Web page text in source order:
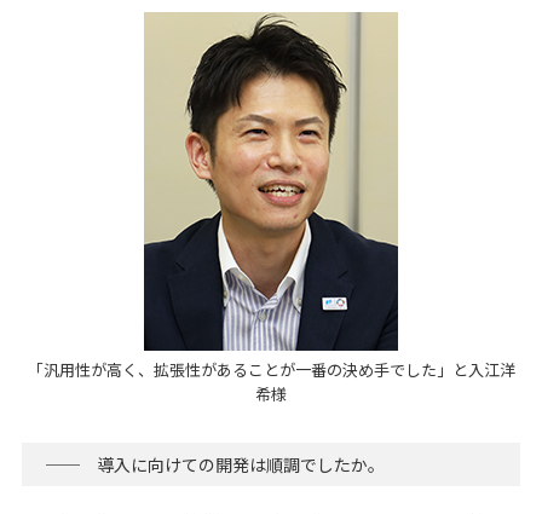
「汎用性が高く、拡張性があることが一番の決め手でした」と入江洋
希様
── 導入に向けての開発は順調でしたか｡